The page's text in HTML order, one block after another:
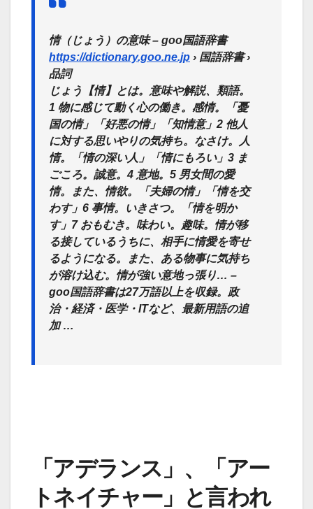
情（じょう）の意味 – goo国語辞書
https://dictionary.goo.ne.jp › 国語辞書 ›
品詞
じょう【情】とは。意味や解説、類語。
1 物に感じて動く心の働き。感情。「憂
国の情」「好悪の情」「知情意」2 他人
に対する思いやりの気持ち。なさけ。人
情。「情の深い人」「情にもろい」3 ま
ごころ。誠意。4 意地。5 男女間の愛
情。また、情欲。「夫婦の情」「情を交
わす」6 事情。いきさつ。「情を明か
す」7 おもむき。味わい。趣味。情が移
る接しているうちに、相手に情愛を寄せ
るようになる。また、ある物事に気持ち
が溶け込む。情が強い意地っ張り… –
goo国語辞書は27万語以上を収録。政
治・経済・医学・ITなど、最新用語の追
加 …
「アデランス」、「アー
トネイチャー」と言われ